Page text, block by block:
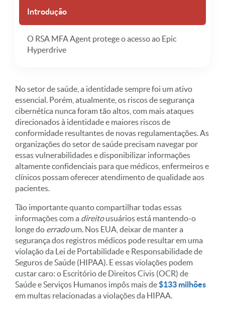
Introdução
O RSA MFA Agent protege o acesso ao Epic
Hyperdrive
No setor de saúde, a identidade sempre foi um ativo
essencial. Porém, atualmente, os riscos de segurança
cibernética nunca foram tão altos, com mais ataques
direcionados à identidade e maiores riscos de
conformidade resultantes de novas regulamentações. As
organizações do setor de saúde precisam navegar por
essas vulnerabilidades e disponibilizar informações
altamente confidenciais para que médicos, enfermeiros e
clínicos possam oferecer atendimento de qualidade aos
pacientes.
Tão importante quanto compartilhar todas essas
informações com a direitousuários está mantendo-o
longe do erradoum. Nos EUA, deixar de manter a
segurança dos registros médicos pode resultar em uma
violação da Lei de Portabilidade e Responsabilidade de
Seguros de Saúde (HIPAA). E essas violações podem
custar caro: o Escritório de Direitos Civis (OCR) de
Saúde e Serviços Humanos impôs mais de $133 milhões
em multas relacionadas a violações da HIPAA.